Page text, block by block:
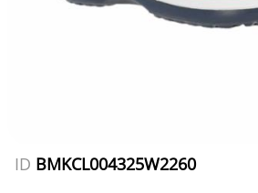
ID BMKCL004325W2260